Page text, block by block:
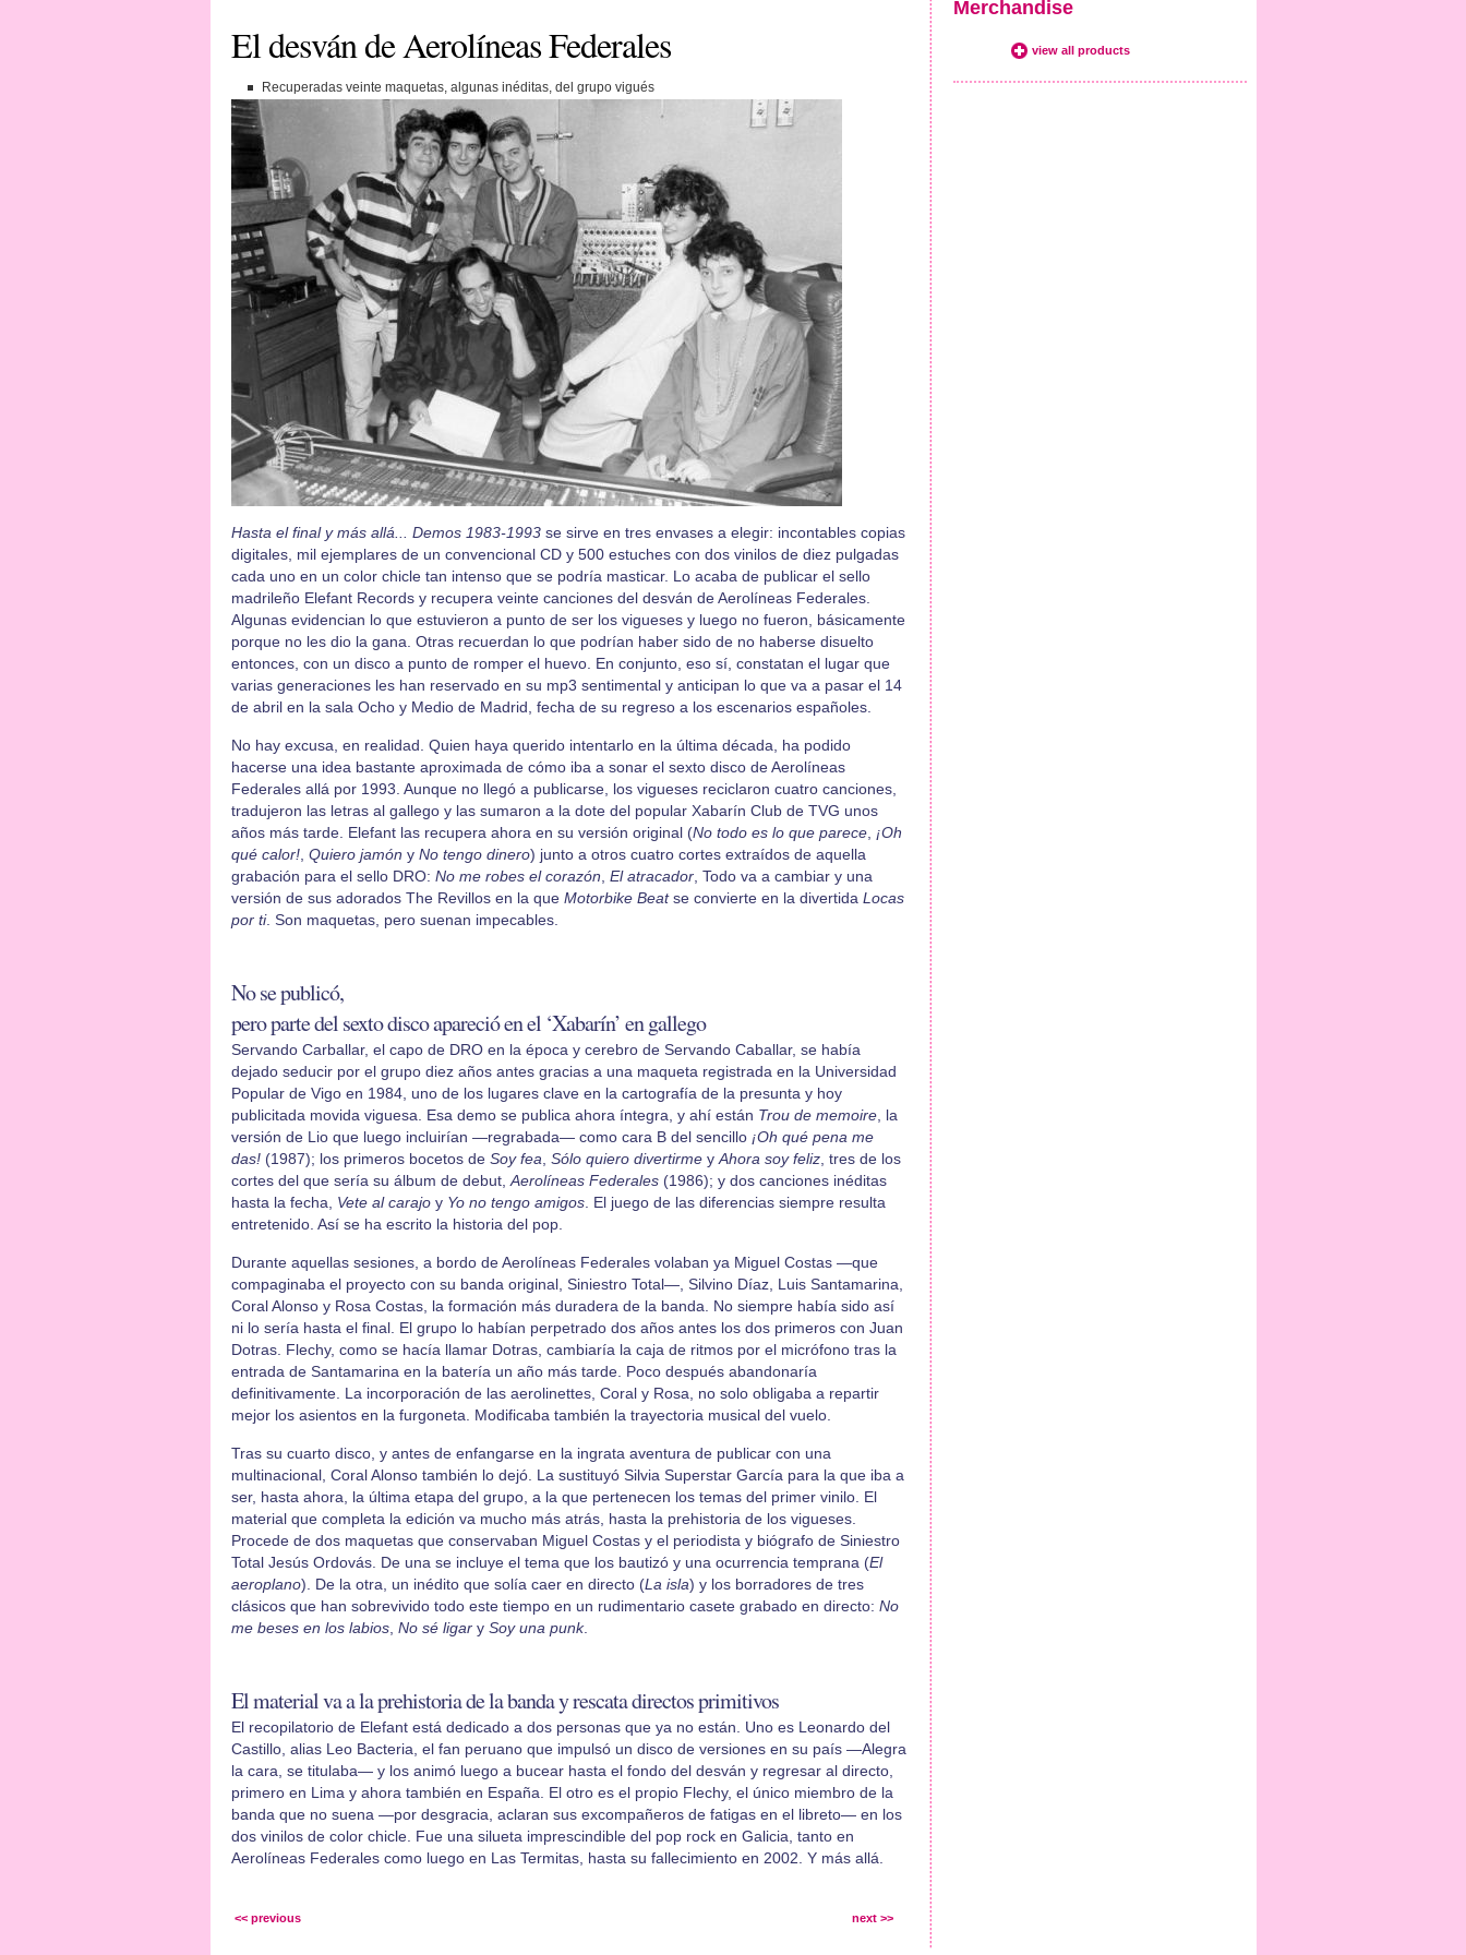
El desván de Aerolíneas Federales
Recuperadas veinte maquetas, algunas inéditas, del grupo vigués
Hasta el final y más allá... Demos 1983-1993se sirve en tres envases a elegir: incontables copias
digitales, mil ejemplares de un convencional CD y 500 estuches con dos vinilos de diez pulgadas
cada uno en un color chicle tan intenso que se podría masticar. Lo acaba de publicar el sello
madrileño Elefant Records y recupera veinte canciones del desván de Aerolíneas Federales.
Algunas evidencian lo que estuvieron a punto de ser los vigueses y luego no fueron, básicamente
porque no les dio la gana. Otras recuerdan lo que podrían haber sido de no haberse disuelto
entonces, con un disco a punto de romper el huevo. En conjunto, eso sí, constatan el lugar que
varias generaciones les han reservado en su mp3 sentimental y anticipan lo que va a pasar el 14
de abril en la sala Ocho y Medio de Madrid, fecha de su regreso a los escenarios españoles.
No hay excusa, en realidad. Quien haya querido intentarlo en la última década, ha podido
hacerse una idea bastante aproximada de cómo iba a sonar el sexto disco de Aerolíneas
Federales allá por 1993. Aunque no llegó a publicarse, los vigueses reciclaron cuatro canciones,
tradujeron las letras al gallego y las sumaron a la dote del popular Xabarín Club de TVG unos
años más tarde. Elefant las recupera ahora en su versión original (No todo es lo que parece, ¡Oh
qué calor!, Quiero jamón y No tengo dinero) junto a otros cuatro cortes extraídos de aquella
grabación para el sello DRO: No me robes el corazón El atracador, Todo va a cambiar y una
versión de sus adorados The Revillos en la que Motorbike Beatse convierte en la divertida Locas
por ti. Son maquetas, pero suenan impecables.
No se publicó,
pero parte del sexto disco apareció en el ‘Xabarín’ en gallego
Servando Carballar, el capo de DRO en la época y cerebro de Servando Caballar, se había
dejado seducir por el grupo diez años antes gracias a una maqueta registrada en la Universidad
Popular de Vigo en 1984, uno de los lugares clave en la cartografía de la presunta y hoy
publicitada movida viguesa. Esa demo se publica ahora íntegra, y ahí están Trou de memoire, la
versión de Lio que luego incluirían —regrabada— como cara B del sencillo ¡Oh qué pena me
das!(1987); los primeros bocetos de Soy fea Sólo quiero divertirmey Ahora soy feliz, tres de los
cortes del que sería su álbum de debut, Aerolíneas Federales(1986); y dos canciones inéditas
hasta la fecha, Vete al carajoy Yo no tengo amigos. El juego de las diferencias siempre resulta
entretenido. Así se ha escrito la historia del pop.
Durante aquellas sesiones, a bordo de Aerolíneas Federales volaban ya Miguel Costas —que
compaginaba el proyecto con su banda original, Siniestro Total—, Silvino Díaz, Luis Santamarina,
Coral Alonso y Rosa Costas, la formación más duradera de la banda. No siempre había sido así
ni lo sería hasta el final. El grupo lo habían perpetrado dos años antes los dos primeros con Juan
Dotras. Flechy, como se hacía llamar Dotras, cambiaría la caja de ritmos por el micrófono tras la
entrada de Santamarina en la batería un año más tarde. Poco después abandonaría
definitivamente. La incorporación de las aerolinettes, Coral y Rosa, no solo obligaba a repartir
mejor los asientos en la furgoneta. Modificaba también la trayectoria musical del vuelo.
Tras su cuarto disco, y antes de enfangarse en la ingrata aventura de publicar con una
multinacional, Coral Alonso también lo dejó. La sustituyó Silvia Superstar García para la que iba a
ser, hasta ahora, la última etapa del grupo, a la que pertenecen los temas del primer vinilo. El
material que completa la edición va mucho más atrás, hasta la prehistoria de los vigueses.
Procede de dos maquetas que conservaban Miguel Costas y el periodista y biógrafo de Siniestro
Total Jesús Ordovás. De una se incluye el tema que los bautizó y una ocurrencia temprana (El
aeroplano). De la otra, un inédito que solía caer en directo (La isla) y los borradores de tres
clásicos que han sobrevivido todo este tiempo en un rudimentario casete grabado en directo: No
me beses en los labios, No sé ligary Soy una punk.
El material va a la prehistoria de la banda y rescata directos primitivos
El recopilatorio de Elefant está dedicado a dos personas que ya no están. Uno es Leonardo del
Castillo, alias Leo Bacteria, el fan peruano que impulsó un disco de versiones en su país —Alegra
la cara, se titulaba— y los animó luego a bucear hasta el fondo del desván y regresar al directo,
primero en Lima y ahora también en España. El otro es el propio Flechy, el único miembro de la
banda que no suena —por desgracia, aclaran sus excompañeros de fatigas en el libreto— en los
dos vinilos de color chicle. Fue una silueta imprescindible del pop rock en Galicia, tanto en
Aerolíneas Federales como luego en Las Termitas, hasta su fallecimiento en 2002. Y más allá.
<< previous next >>
Merchandise
view all products